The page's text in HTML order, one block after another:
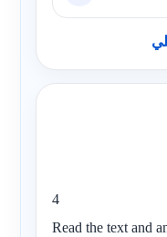
4
Read the text and